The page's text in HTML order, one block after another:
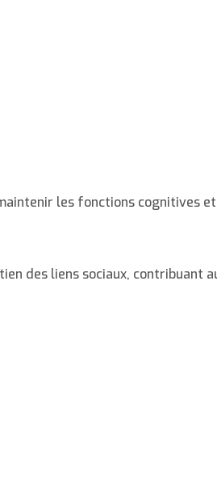
les fonctions cognitives et
des liens sociaux, contribuant